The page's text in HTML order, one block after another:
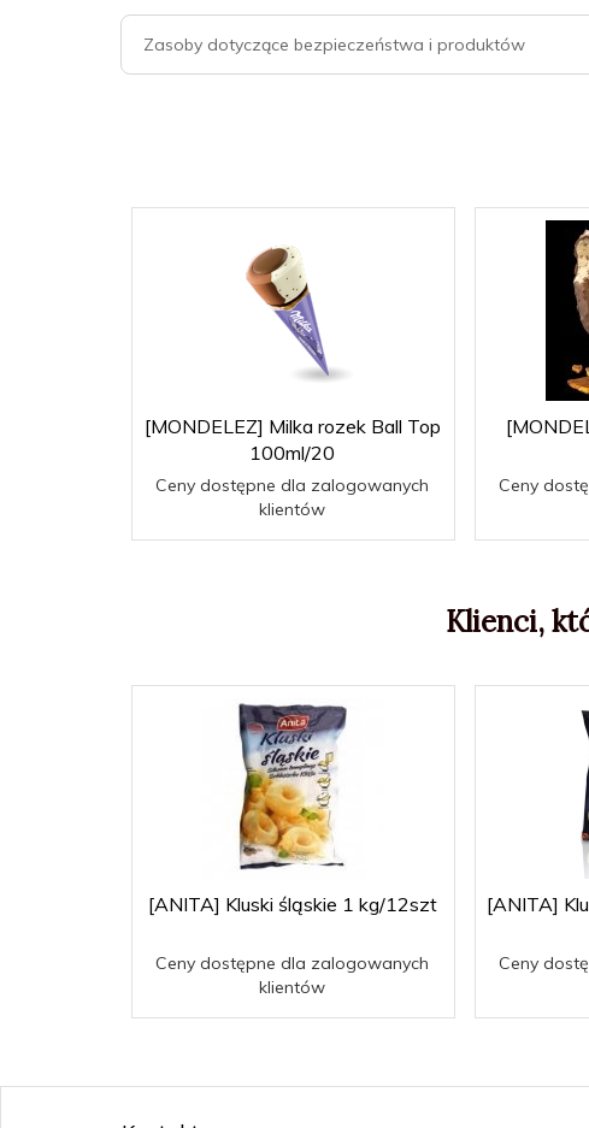
Zasoby dotyczące bezpieczeństwa i produktów
[MONDELEZ] Milka rozek Ball Top
100ml/20
Ceny dostępne dla zalogowanych
klientów
Ceny
Klienci,
[ANITA] Kluski śląskie 1 kg/12szt
Ceny dostępne dla zalogowanych
klientów
[ANITA]
Ceny